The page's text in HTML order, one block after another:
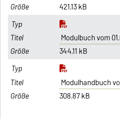
421.13 kB
Modulbuch vom
344.11 kB
Modulhandbuch
308.87 kB